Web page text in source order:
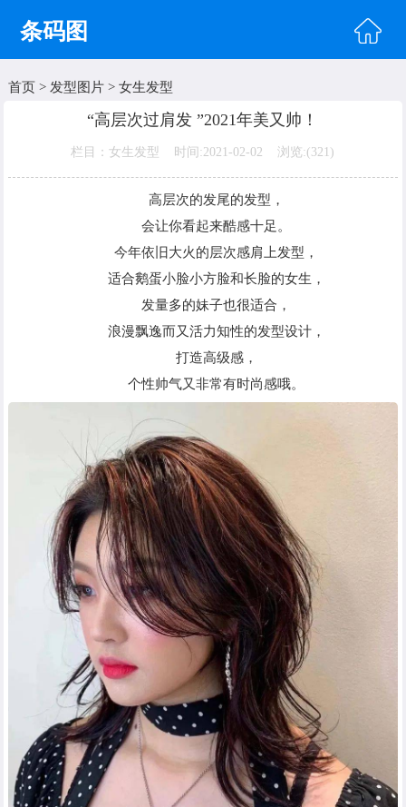
条码图
首页
首页> 发型图片> 女生发型
“高层次过肩发 ”2021年美又帅！
栏目：女生发型 时间:2021-02-02 浏览:(321)
高层次的发尾的发型，
会让你看起来酷感十足。
今年依旧大火的层次感肩上发型，
适合鹅蛋小脸小方脸和长脸的女生，
发量多的妹子也很适合，
浪漫飘逸而又活力知性的发型设计，
打造高级感，
个性帅气又非常有时尚感哦。